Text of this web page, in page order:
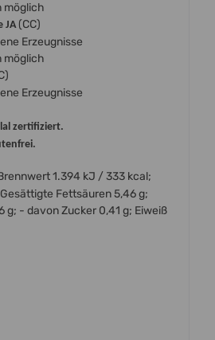
möglich
JA(CC)
Erzeugnisse
möglich
Erzeugnisse
zertifiziert.
1.394 kJ / 333 kcal;
Fettsäuren 5,46 g;
g; - davon Zucker 0,41 g; Eiweiß